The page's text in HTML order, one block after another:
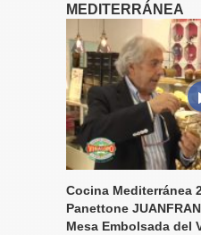
MEDITERRÁNEA
Cocina Mediterránea
Panettone
Mesa Embolsada del